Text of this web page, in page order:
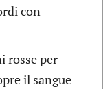
con
rosse per
il sangue